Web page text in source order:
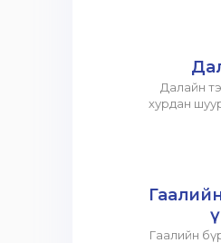
Далайн
хурдан
Гаалийн